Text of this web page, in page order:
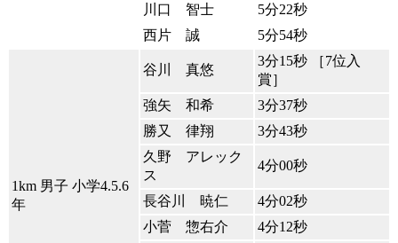
川口 智士
5分22秒
西片 誠
5分54秒
1km 男子 小学4.5.6
年
谷川 真悠
3分15秒 ［7位入
賞］
強矢 和希
3分37秒
勝又 律翔
3分43秒
久野 アレック
ス
4分00秒
長谷川 暁仁
4分02秒
小菅 惣右介
4分12秒